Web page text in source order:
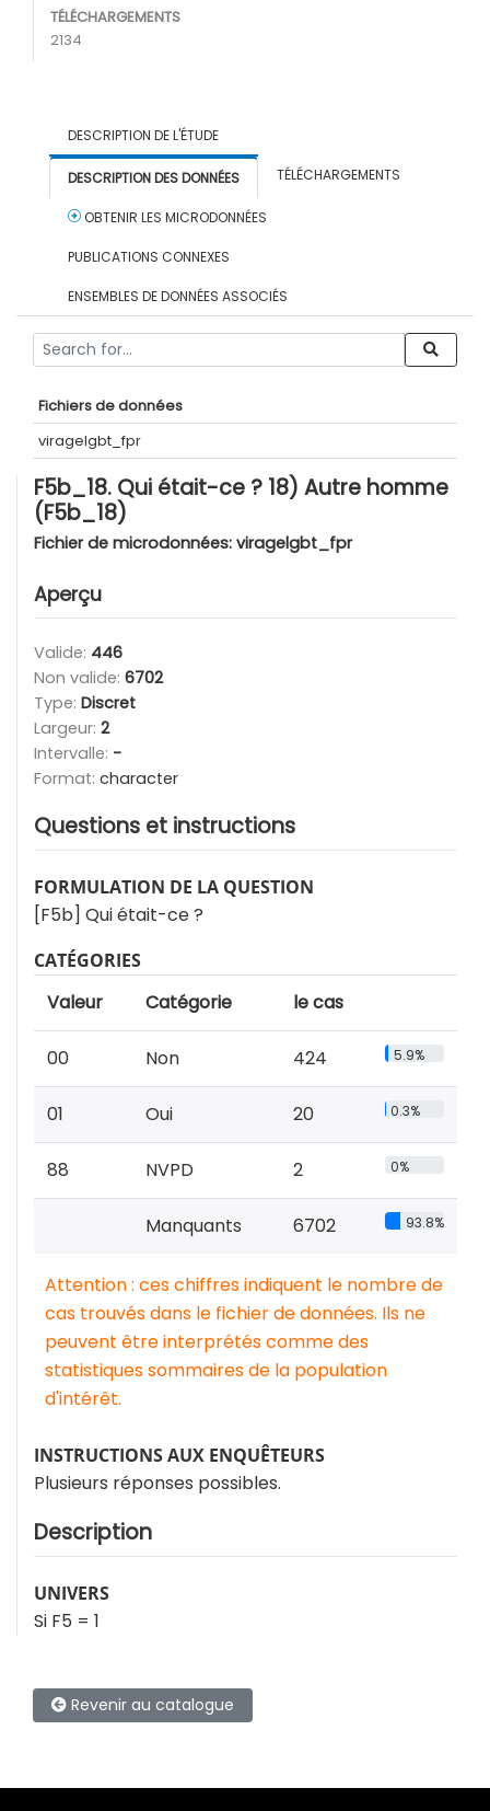
TÉLÉCHARGEMENTS
2134
DESCRIPTION DE L'ÉTUDE
DESCRIPTION DES DONNÉES TÉLÉCHARGEMENTS
OBTENIR LES MICRODONNÉES
PUBLICATIONS CONNEXES
ENSEMBLES DE DONNÉES ASSOCIÉS
Fichiers de données
viragelgbt_fpr
F5b_18. Qui était-ce ? 18) Autre homme
(F5b_18)
Fichier de microdonnées: viragelgbt_fpr
Aperçu
Valide: 446
Non valide: 6702
Type: Discret
Largeur: 2
Intervalle: -
Format: character
Questions et instructions
FORMULATION DE LA QUESTION
[F5b] Qui était-ce ?
CATÉGORIES
Valeur Catégorie le cas
00 Non 424 5.9%
01 Oui 20 0.3%
88 NVPD 2 0%
Manquants 6702 93.8%
Attention : ces chiffres indiquent le nombre de
cas trouvés dans le fichier de données. Ils ne
peuvent être interprétés comme des
statistiques sommaires de la population
d'intérêt.
INSTRUCTIONS AUX ENQUÊTEURS
Plusieurs réponses possibles.
Description
UNIVERS
Si F5 = 1
Revenir au catalogue